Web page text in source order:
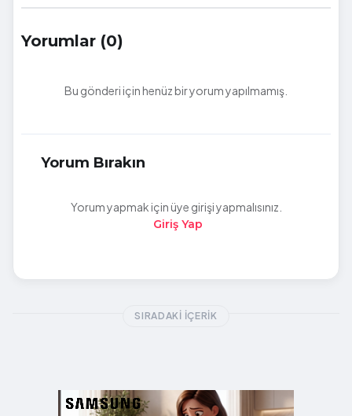
Yorumlar (0)
Bu gönderi için henüz bir yorum yapılmamış.
Yorum Bırakın
Yorum yapmak için üye girişi yapmalısınız.
Giriş Yap
SIRADAKI İÇERIK